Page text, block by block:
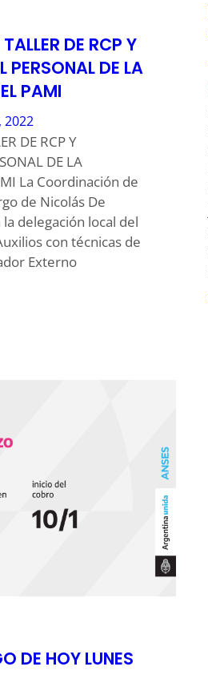
DE RCP Y
PERSONAL DE LA
PAMI
2022
DE RCP Y
DE LA
La Coordinación de
de Nicolás De
delegación local del
con técnicas de
Externo
DE HOY LUNES